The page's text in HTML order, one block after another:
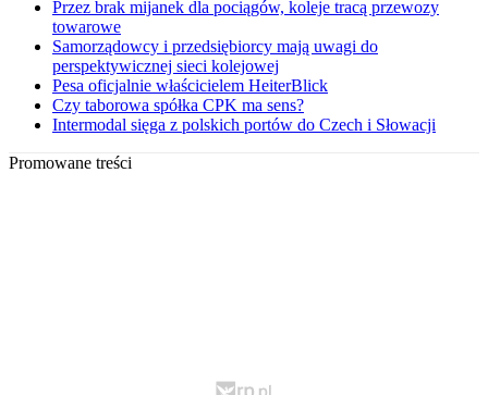
Przez brak mijanek dla pociągów, koleje tracą przewozy
towarowe
Samorządowcy i przedsiębiorcy mają uwagi do
perspektywicznej sieci kolejowej
Pesa oficjalnie właścicielem HeiterBlick
Czy taborowa spółka CPK ma sens?
Intermodal sięga z polskich portów do Czech i Słowacji
Promowane treści